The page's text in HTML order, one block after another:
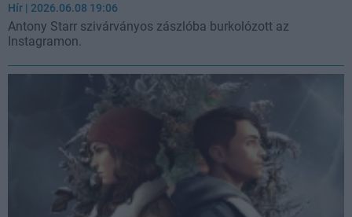
Hír | 2026.06.08 19:06
Antony Starr szivárványos zászlóba burkolózott az
Instagramon.